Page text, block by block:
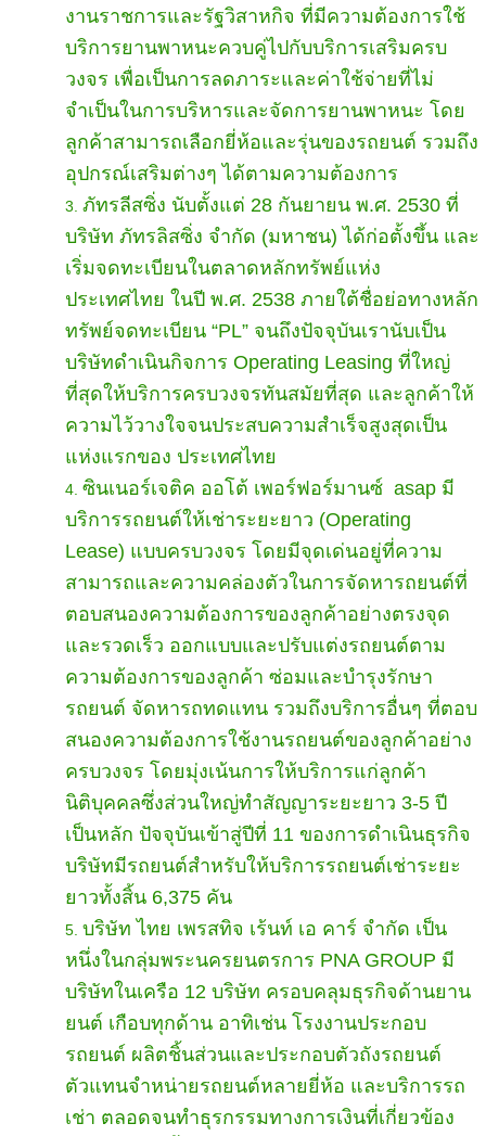
งานราชการและรัฐวิสาหกิจ ที่มีความต้องการใช้
บริการยานพาหนะควบคู่ไปกับบริการเสริมครบ
วงจร เพื่อเป็นการลดภาระและค่าใช้จ่ายที่ไม่
จำเป็นในการบริหารและจัดการยานพาหนะ โดย
ลูกค้าสามารถเลือกยี่ห้อและรุ่นของรถยนต์ รวมถึง
อุปกรณ์เสริมต่างๆ ได้ตามความต้องการ
ภัทรลีสซิ่ง นับตั้งแต่ 28 กันยายน พ.ศ. 2530 ที่
บริษัท ภัทรลิสซิ่ง จำกัด (มหาชน) ได้ก่อตั้งขึ้น และ
เริ่มจดทะเบียนในตลาดหลักทรัพย์แห่ง
ประเทศไทย ในปี พ.ศ. 2538 ภายใต้ชื่อย่อทางหลัก
ทรัพย์จดทะเบียน “PL” จนถึงปัจจุบันเรานับเป็น
บริษัทดำเนินกิจการ Operating Leasing ที่ใหญ่
ที่สุดให้บริการครบวงจรทันสมัยที่สุด และลูกค้าให้
ความไว้วางใจจนประสบความสำเร็จสูงสุดเป็น
แห่งแรกของ ประเทศไทย
ซินเนอร์เจติค ออโต้ เพอร์ฟอร์มานซ์ asap มี
บริการรถยนต์ให้เช่าระยะยาว (Operating
Lease) แบบครบวงจร โดยมีจุดเด่นอยู่ที่ความ
สามารถและความคล่องตัวในการจัดหารถยนต์ที่
ตอบสนองความต้องการของลูกค้าอย่างตรงจุด
และรวดเร็ว ออกแบบและปรับแต่งรถยนต์ตาม
ความต้องการของลูกค้า ซ่อมและบำรุงรักษา
รถยนต์ จัดหารถทดแทน รวมถึงบริการอื่นๆ ที่ตอบ
สนองความต้องการใช้งานรถยนต์ของลูกค้าอย่าง
ครบวงจร โดยมุ่งเน้นการให้บริการแก่ลูกค้า
นิติบุคคลซึ่งส่วนใหญ่ทำสัญญาระยะยาว 3-5 ปี
เป็นหลัก ปัจจุบันเข้าสู่ปีที่ 11 ของการดำเนินธุรกิจ
บริษัทมีรถยนต์สำหรับให้บริการรถยนต์เช่าระยะ
ยาวทั้งสิ้น 6,375 คัน
บริษัท ไทย เพรสทิจ เร้นท์ เอ คาร์ จำกัด เป็น
หนึ่งในกลุ่มพระนครยนตรการ PNA GROUP มี
บริษัทในเครือ 12 บริษัท ครอบคลุมธุรกิจด้านยาน
ยนต์ เกือบทุกด้าน อาทิเช่น โรงงานประกอบ
รถยนต์ ผลิตชิ้นส่วนและประกอบตัวถังรถยนต์
ตัวแทนจำหน่ายรถยนต์หลายยี่ห้อ และบริการรถ
เช่า ตลอดจนทำธุรกรรมทางการเงินที่เกี่ยวข้อง